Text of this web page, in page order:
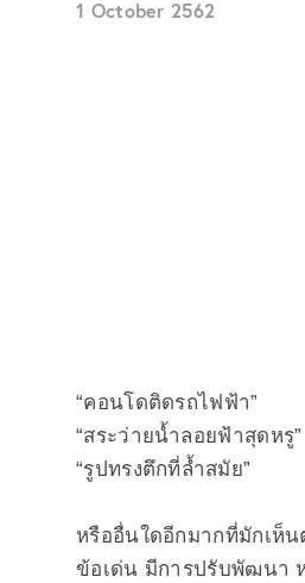
1 October 2562
“คอนโดติดรถไฟฟ้า”
“สระว่ายน้ำลอยฟ้าสุดหรู”
“รูปทรงตึกที่ล้ำสมัย”
หรืออื่นใดอีกมากที่มักเห็
ข้อเด่น มีการปรับพัฒนา